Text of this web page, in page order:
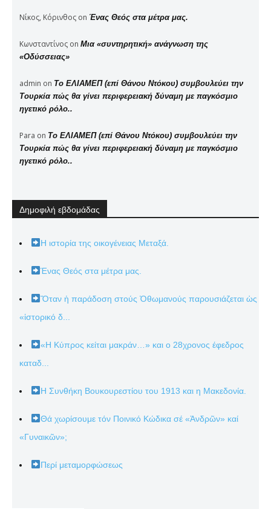
Νίκος, Κόρινθος on Ένας Θεός στα μέτρα μας.
Κωνσταντίνος on Μια «συντηρητική» ανάγνωση της
«Οδύσσειας»
admin on Το ΕΛΙΑΜΕΠ (επί Θάνου Ντόκου) συμβουλεύει την
Τουρκία πώς θα γίνει περιφερειακή δύναμη με παγκόσμιο
ηγετικό ρόλο..
Para on Το ΕΛΙΑΜΕΠ (επί Θάνου Ντόκου) συμβουλεύει την
Τουρκία πώς θα γίνει περιφερειακή δύναμη με παγκόσμιο
ηγετικό ρόλο..
Δημοφιλή εβδομάδας
Η ιστορία της οικογένειας Μεταξά.
Ένας Θεός στα μέτρα μας.
Ὅταν ἡ παράδοση στούς Ὀθωμανούς παρουσιάζεται ὡς
«ἱστορικό δ...
«Η Κύπρος κείται μακράν…» και ο 28χρονος έφεδρος
καταδ...
Η Συνθήκη Βουκουρεστίου του 1913 και η Μακεδονία.
Θά χωρίσουμε τόν Ποινικό Κώδικα σέ «Ἀνδρῶν» καί
«Γυναικῶν»;
Περί μεταμορφώσεως